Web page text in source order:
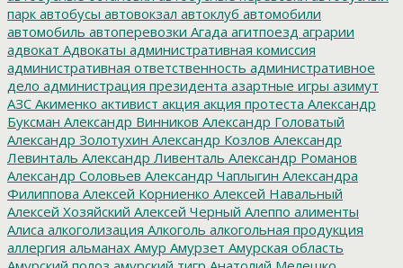
парк автобусы автовокзал автоклуб автомобили
автомобиль автоперевозки Агада агитпоезд аграрии
адвокат Адвокаты административная комиссия
административная ответственность административное
дело администрация президента азартные игры азимут
АЗС Акименко активист акция акция протеста Александр
Буксман Александр Винников Александр Головатый
Александр Золотухин Александр Козлов Александр
Левинталь Александр Ливенталь Александр Романов
Александр Соловьев Александр Чаплыгин Александра
Филиппова Алексей Корниенко Алексей Навальный
Алексей Хозяйский Алексей Черный Алеппо алименты
Алиса алкоголизация Алкоголь алкогольная продукция
аллергия альманах Амур Амурзет Амурская область